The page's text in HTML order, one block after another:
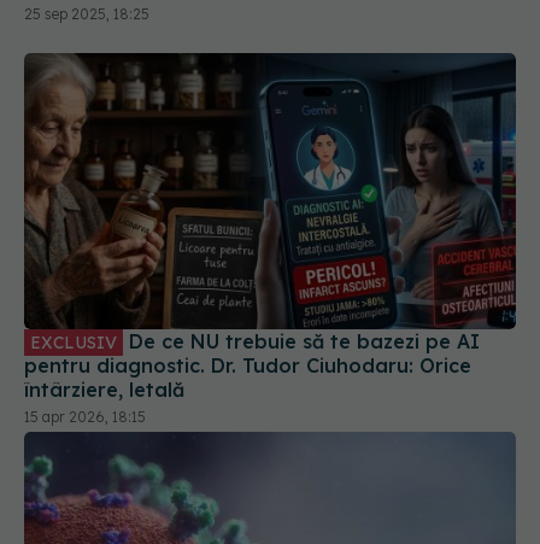
25 sep 2025, 18:25
EXCLUSIV
pentru diagnostic. Dr. Tudor Ciuhodaru: Orice
întârziere, letală
15 apr 2026, 18:15